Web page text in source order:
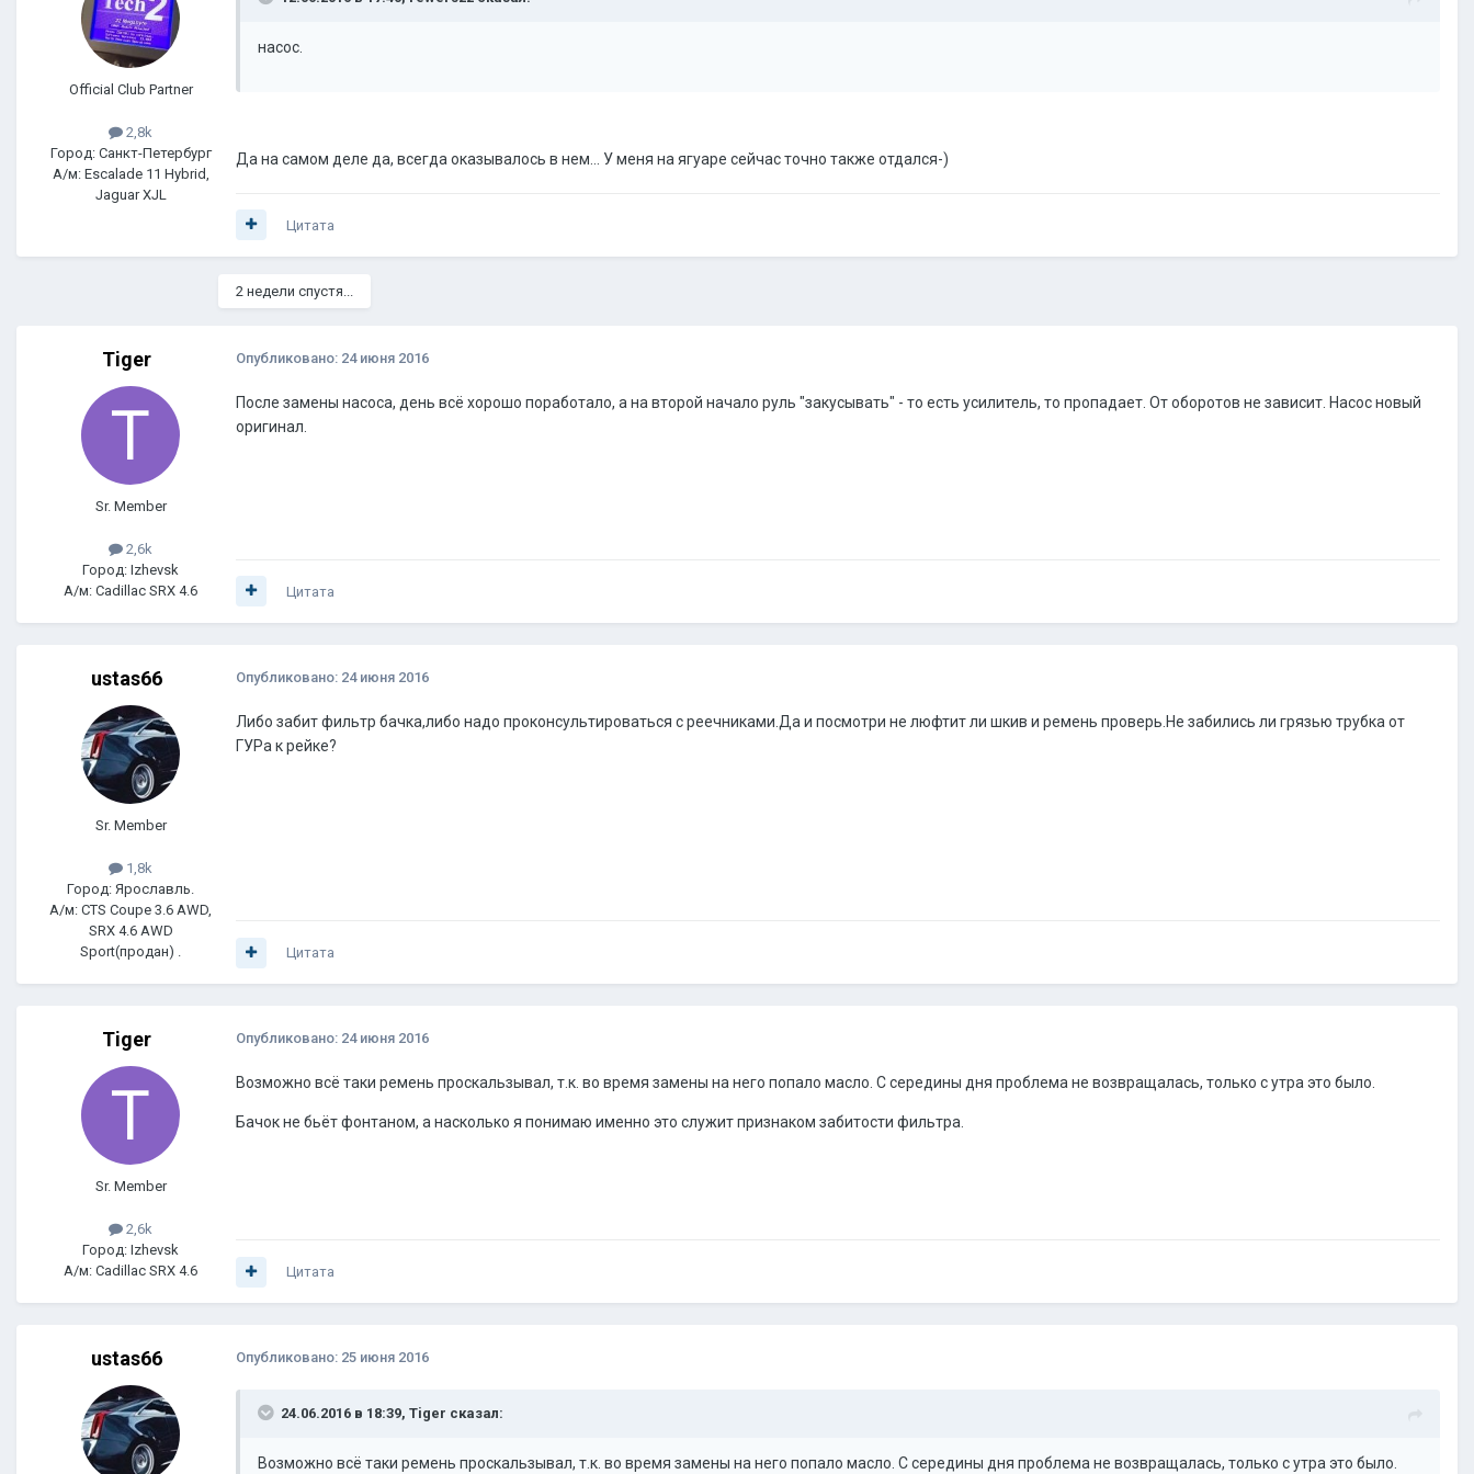
Official Club Partner
2,8k
Город: Санкт-Петербург
А/м: Escalade 11 Hybrid,
Jaguar XJL
насос.
Да на самом деле да, всегда оказывалось в нем... У меня на ягуаре сейчас точно также отдался-)
Цитата
2 недели спустя...
Tiger
Sr. Member
2,6k
Город: Izhevsk
А/м: Cadillac SRX 4.6
Опубликовано: 24 июня 2016
После замены насоса, день всё хорошо поработало, а на второй начало руль "закусывать" - то есть усилитель, то пропадает. От оборотов не зависит. Насос новый
оригинал.
Цитата
ustas66
Sr. Member
1,8k
Город: Ярославль.
А/м: CTS Coupe 3.6 AWD,
SRX 4.6 AWD
Sport(продан) .
Опубликовано: 24 июня 2016
Либо забит фильтр бачка,либо надо проконсультироваться с реечниками.Да и посмотри не люфтит ли шкив и ремень проверь.Не забились ли грязью трубка от
ГУРа к рейке?
Цитата
Tiger
Sr. Member
2,6k
Город: Izhevsk
А/м: Cadillac SRX 4.6
Опубликовано: 24 июня 2016
Возможно всё таки ремень проскальзывал, т.к. во время замены на него попало масло. С середины дня проблема не возвращалась, только с утра это было.
Бачок не бьёт фонтаном, а насколько я понимаю именно это служит признаком забитости фильтра.
Цитата
ustas66 Опубликовано: 25 июня 2016
24.06.2016 в 18:39, Tiger сказал:
Возможно всё таки ремень проскальзывал, т.к. во время замены на него попало масло. С середины дня проблема не возвращалась, только с утра это было.